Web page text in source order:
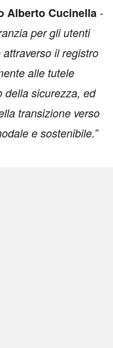
Alberto Cucinella -
per gli utenti
il registro
alle tutele
della sicurezza, ed
transizione verso
e sostenibile.”